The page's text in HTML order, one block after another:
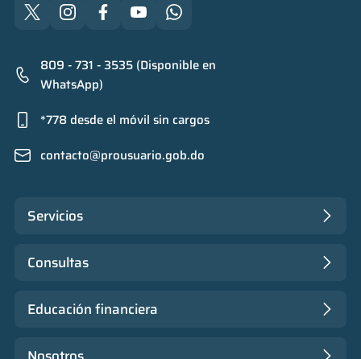
809 - 731 - 3535 (Disponible en
WhatsApp)
*778 desde el móvil sin cargos
contacto@prousuario.gob.do
Servicios
Consultas
Educación financiera